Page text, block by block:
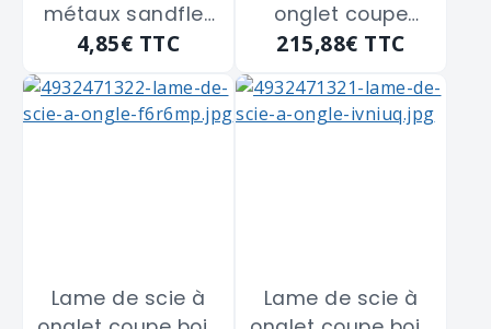
métaux sandflex
bi-métal
300-18-100" de
300 m/m
4,85€ TTC
onglet coupe
aluminium
"4932471323"
diam.305 m/m -
215,88€ TTC
Lame de scie à
Lame de scie à